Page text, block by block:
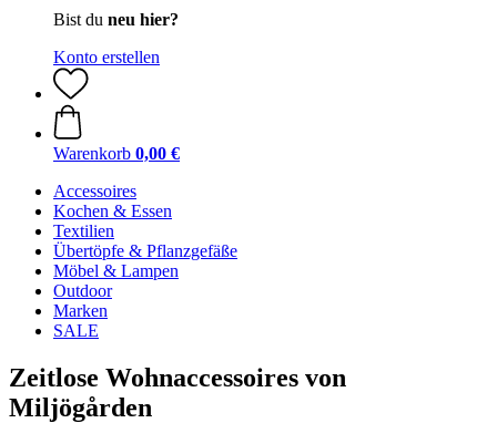
Bist du neu hier?
Konto erstellen
Warenkorb 0,00 €
Accessoires
Kochen & Essen
Textilien
Übertöpfe & Pflanzgefäße
Möbel & Lampen
Outdoor
Marken
SALE
Zeitlose Wohnaccessoires von
Miljögården